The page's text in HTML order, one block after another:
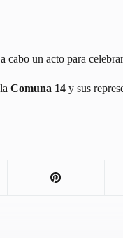
un acto para
Comuna 14 y sus